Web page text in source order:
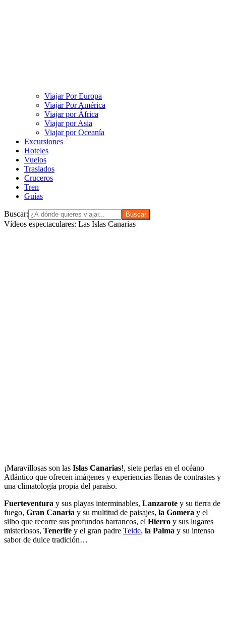
Viajar Por Europa
Viajar Por América
Viajar por África
Viajar por Asia
Viajar por Oceanía
Excursiones
Hoteles
Vuelos
Traslados
Cruceros
Tren
Guías
Buscar:
Vídeos espectaculares: Las Islas Canarias
¡Maravillosas son las Islas Canarias!, siete perlas en el océano
Atlántico que ofrecen imágenes y experiencias llenas de contrastes y
una climatología propia del paraíso.
Fuerteventura y sus playas interminables, Lanzarote y su tierra de
fuego, Gran Canaria y su multitud de paisajes, la Gomera y el
silbo que recorre sus profundos barrancos, el Hierro y sus lugares
misteriosos, Tenerife y el gran padre Teide, la Palma y su intenso
sabor de dulce tradición…